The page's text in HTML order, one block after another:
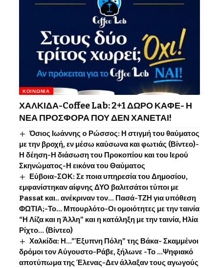
ΚΟΙΝΩΝΊΑ
ΧΑΛΚΙΔΑ-Coffee Lab: 2+1 ΔΩΡΟ ΚΑΦΕ- Η
ΝΕΑ ΠΡΟΣΦΟΡΑ ΠΟΥ ΔΕΝ ΧΑΝΕΤΑΙ!
Όσιος Ιωάννης o Ρώσσος: Η στιγμή του θαύματος
με την βροχή, εν μέσω καύσωνα και φωτιάς (Βίντεο)-
Η δέηση-Η διάσωση του Προκοπίου και του Ιερού
Σκηνώματος-Η εικόνα του Θαύματος
Εύβοια-ΣΟΚ: Σε ποια υπηρεσία του Δημοσίου,
εμφανίστηκαν αίφνης ΔΥΟ βαλιτσάτοι τύποι με
Passat και.. ανέκριναν τον… Πασά-ΤΖΗ για υπόθεση
ΦΩΤΙΑ;-Το… Μπουρλότο-Οι ομοιότητες με την ταινία
“Η Λίζα και η Άλλη” και η κατάληξη με την ταινία, Ηλία
Ρίχτο… (Βίντεο)
Χαλκίδα: Η…”Έξυπνη Πόλη” της Βάκα- Σκαμμένοι
δρόμοι τον Αύγουστο-Ράβε, ξήλωνε -Το …Ψηφιακό
αποτύπωμα της Έλενας-Δεν άλλαξαν τους αγωγούς